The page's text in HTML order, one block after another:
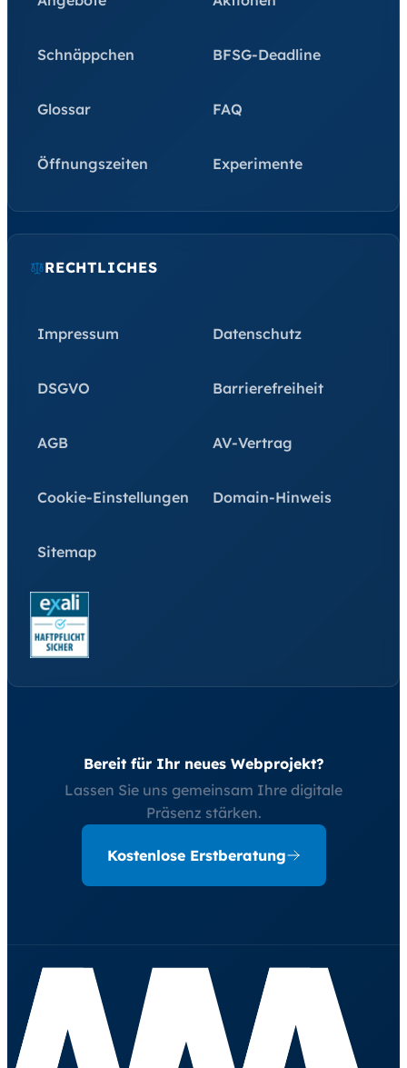
Schnäppchen BFSG-Deadline
Glossar FAQ
Öffnungszeiten Experimente
RECHTLICHES
Impressum Datenschutz
DSGVO Barrierefreiheit
AGB AV-Vertrag
Cookie-Einstellungen Domain-Hinweis
Sitemap
Bereit für Ihr neues Webprojekt?
Lassen Sie uns gemeinsam Ihre digitale
Präsenz stärken.
Kostenlose Erstberatung